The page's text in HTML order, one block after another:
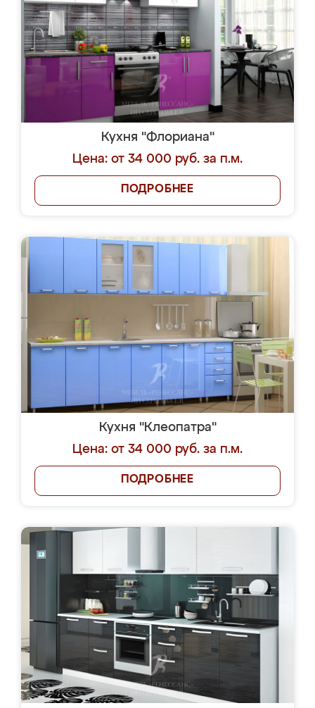
Кухня "Флориана"
Цена: от 34 000 руб. за п.м.
ПОДРОБНЕЕ
Кухня "Клеопатра"
Цена: от 34 000 руб. за п.м.
ПОДРОБНЕЕ